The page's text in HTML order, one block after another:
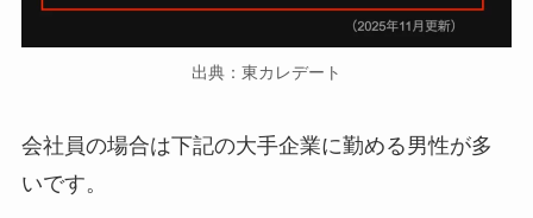
出典：東カレデート
会社員の場合は下記の大手企業に勤める男性が多
いです。